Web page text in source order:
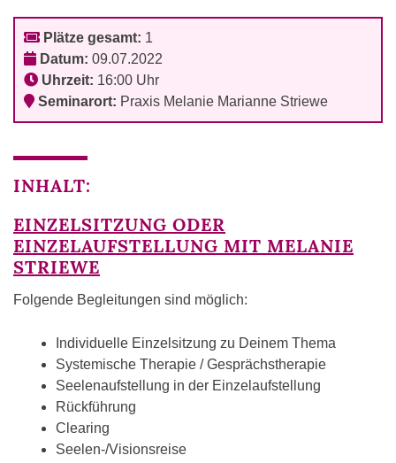
Plätze gesamt: 1
Datum: 09.07.2022
Uhrzeit: 16:00 Uhr
Seminarort: Praxis Melanie Marianne Striewe
INHALT:
EINZELSITZUNG ODER
EINZELAUFSTELLUNG MIT MELANIE
STRIEWE
Folgende Begleitungen sind möglich:
Individuelle Einzelsitzung zu Deinem Thema
Systemische Therapie / Gesprächstherapie
Seelenaufstellung in der Einzelaufstellung
Rückführung
Clearing
Seelen-/Visionsreise